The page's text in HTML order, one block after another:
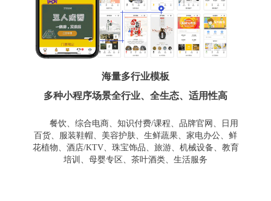
海量多行业模板
多种小程序场景全行业、全生态、适用性高
餐饮、综合电商、知识付费/课程、品牌官网、日用
百货、服装鞋帽、美容护肤、生鲜蔬果、家电办公、鲜
花植物、酒店/KTV、珠宝饰品、旅游、机械设备、教育
培训、母婴专区、茶叶酒类、生活服务